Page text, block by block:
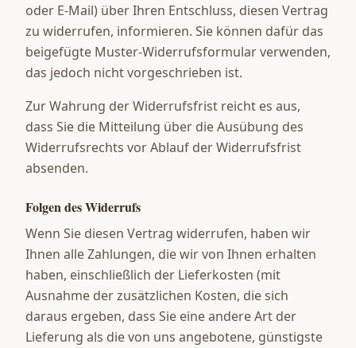
oder E-Mail) über Ihren Entschluss, diesen Vertrag
zu widerrufen, informieren. Sie können dafür das
beigefügte Muster-Widerrufsformular verwenden,
das jedoch nicht vorgeschrieben ist.
Zur Wahrung der Widerrufsfrist reicht es aus,
dass Sie die Mitteilung über die Ausübung des
Widerrufsrechts vor Ablauf der Widerrufsfrist
absenden.
Folgen des Widerrufs
Wenn Sie diesen Vertrag widerrufen, haben wir
Ihnen alle Zahlungen, die wir von Ihnen erhalten
haben, einschließlich der Lieferkosten (mit
Ausnahme der zusätzlichen Kosten, die sich
daraus ergeben, dass Sie eine andere Art der
Lieferung als die von uns angebotene, günstigste